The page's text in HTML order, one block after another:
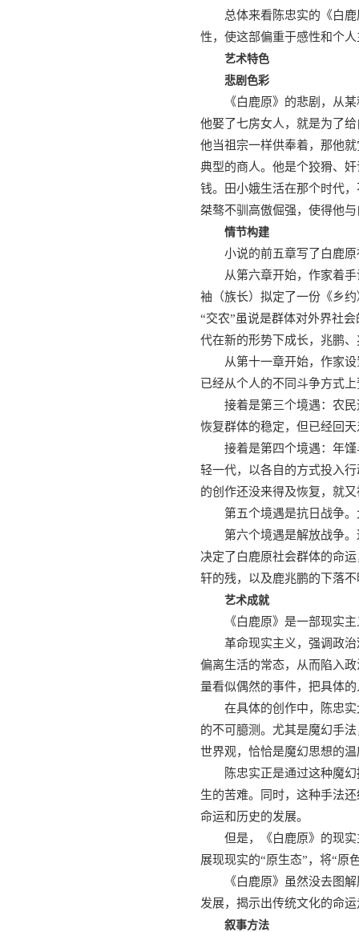
总体来看陈忠实的《白
性，使这部偏重于感性和个
艺术特色
悲剧色彩
《白鹿原》的悲剧，从
他娶了七房女人，就是为了
他当祖宗一样供奉着，那他
典型的商人。他是个狡猾、
钱。田小娥生活在那个时代
桀骜不驯高傲倔强，使得他
情节构建
小说的前五章写了白鹿
从第六章开始，作家着
袖（族长）拟定了一份《乡
“交农”虽说是群体对外界社
代在新的形势下成长，兆鹏
从第十一章开始，作家
已经从个人的不同斗争方式
接着是第三个境遇：农
恢复群体的稳定，但已经回
接着是第四个境遇：年
轻一代，以各自的方式投入
的创作还没来得及恢复，就
第五个境遇是抗日战争
第六个境遇是解放战争
决定了白鹿原社会群体的命
轩的残，以及鹿兆鹏的下落
艺术成就
《白鹿原》是一部现实
革命现实主义，强调政
偏离生活的常态，从而陷入
量看似偶然的事件，把具体
在具体的创作中，陈忠
的不可臆测。尤其是魔幻手
世界观，恰恰是魔幻思想的温
陈忠实正是通过这种魔
生的苦难。同时，这种手法
命运和历史的发展。
但是，《白鹿原》的现
展现现实的“原生态”，将“原
《白鹿原》虽然没去图
发展，揭示出传统文化的命
叙事方法